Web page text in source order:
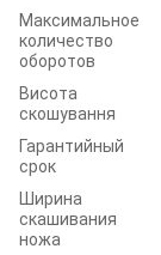
Максимальное
количество
оборотов
Висота
скошування
Гарантийный
срок
Ширина
скашивания
ножа